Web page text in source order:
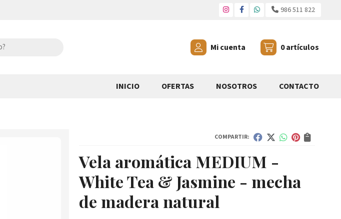
986 511 822
Mi cuenta 0artículos
INICIO OFERTAS NOSOTROS CONTACTO
COMPARTIR:
Vela aromática MEDIUM -
White Tea & Jasmine - mecha
de madera natural